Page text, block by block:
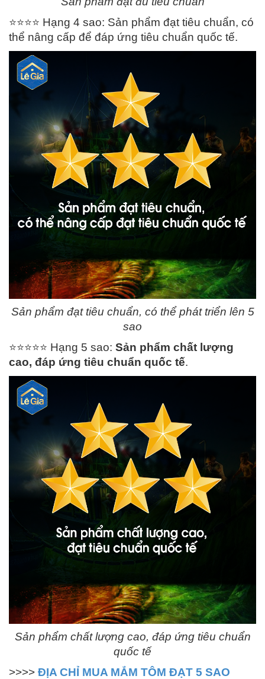
⭐️⭐️⭐️⭐️ Hạng 4 sao: Sản phẩm đạt tiêu chuẩn, có
thể nâng cấp để đáp ứng tiêu chuẩn quốc tế.
Sản phẩm đạt tiêu chuẩn, có thể phát triển lên 5
sao
⭐️⭐️⭐️⭐️⭐️ Hạng 5 sao: Sản phẩm chất lượng
cao, đáp ứng tiêu chuẩn quốc tế.
Sản phẩm chất lượng cao, đáp ứng tiêu chuẩn
quốc tế
>>>> ĐỊA CHỈ MUA MẮM TÔM ĐẠT 5 SAO